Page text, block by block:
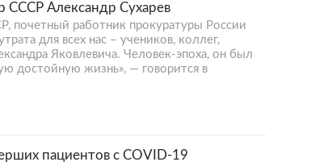
СССР Александр Сухарев
почетный работник прокуратуры России
для всех нас – учеников, коллег,
Яковлевича. Человек-эпоха, он был
достойную жизнь», — говорится в
пациентов с COVID-19